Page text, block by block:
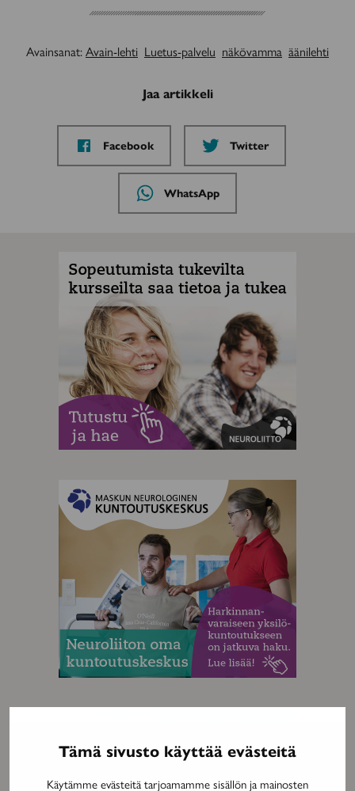
Tämä sivusto käyttää evästeitä
Käytämme evästeitä tarjoamamme sisällön ja mainosten
Avainsanat:Avain-lehti Luetus-palvelu näkövamma äänilehti
Jaa artikkeli
Jaa
sivu
palvelussa
Facebook
Jaa
sivu
palvelussa
Twitter
Jaa
sivu
WhatsApp